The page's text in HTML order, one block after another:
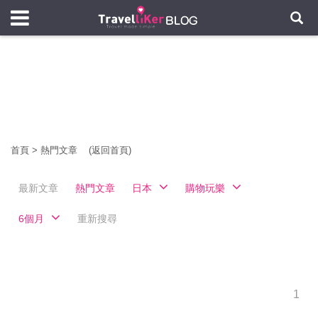
首頁 > 熱門文章 (返回首頁)
最新文章 熱門文章 日本 購物玩樂
6個月 重新搜尋
1